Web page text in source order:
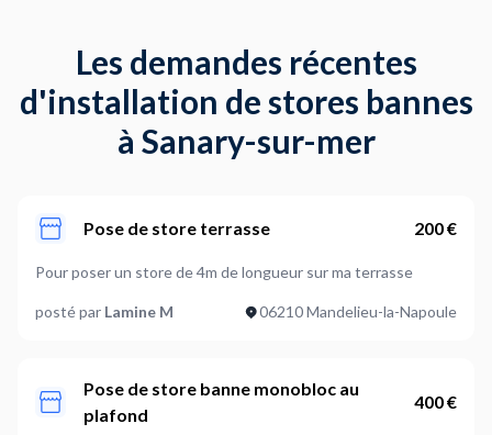
Les demandes récentes
d'installation de stores bannes
à Sanary-sur-mer
Pose de store terrasse 200 €
Pour poser un store de 4m de longueur sur ma terrasse
posté par Lamine M 06210 Mandelieu-la-Napoule
Pose de store banne monobloc au
plafond
400 €